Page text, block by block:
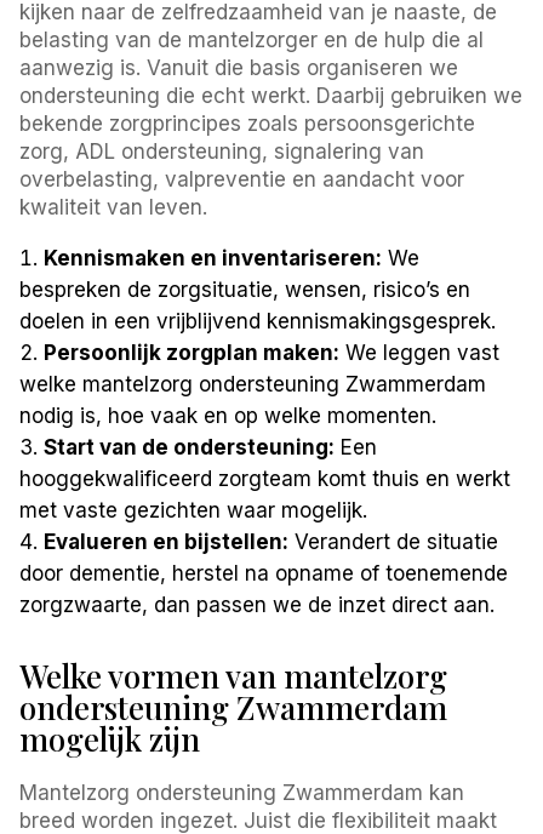
kijken naar de zelfredzaamheid van je naaste, de
belasting van de mantelzorger en de hulp die al
aanwezig is. Vanuit die basis organiseren we
ondersteuning die echt werkt. Daarbij gebruiken we
bekende zorgprincipes zoals persoonsgerichte
zorg, ADL ondersteuning, signalering van
overbelasting, valpreventie en aandacht voor
kwaliteit van leven.
Kennismaken en inventariseren: We
bespreken de zorgsituatie, wensen, risico’s en
doelen in een vrijblijvend kennismakingsgesprek.
Persoonlijk zorgplan maken: We leggen vast
welke mantelzorg ondersteuning Zwammerdam
nodig is, hoe vaak en op welke momenten.
Start van de ondersteuning: Een
hooggekwalificeerd zorgteam komt thuis en werkt
met vaste gezichten waar mogelijk.
Evalueren en bijstellen: Verandert de situatie
door dementie, herstel na opname of toenemende
zorgzwaarte, dan passen we de inzet direct aan.
Welke vormen van mantelzorg
ondersteuning Zwammerdam
mogelijk zijn
Mantelzorg ondersteuning Zwammerdam kan
breed worden ingezet. Juist die flexibiliteit maakt